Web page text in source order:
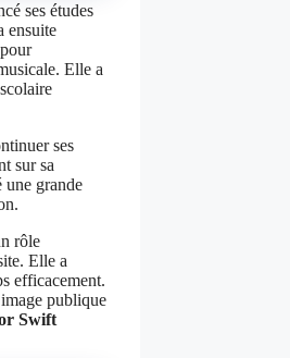
ses études
ensuite
Elle a
ses
sur sa
une grande
rôle
Elle a
efficacement.
publique
Swift